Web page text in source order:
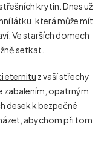
krytin. Dnes už
látku, která může mít
Ve starších domech
setkat.
eternitu z vaší střechy
zabalením, opatrným
desek k bezpečné
abychom při tom